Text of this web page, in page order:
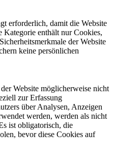
erforderlich, damit die Website
Kategorie enthält nur Cookies,
der Website
keine persönlichen
Website möglicherweise nicht
zur Erfassung
über Analysen, Anzeigen
werden, werden als nicht
ist obligatorisch, die
bevor diese Cookies auf